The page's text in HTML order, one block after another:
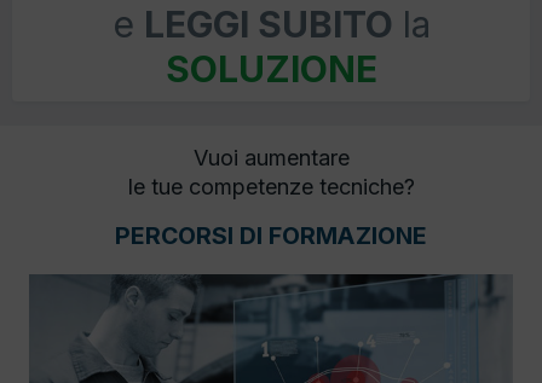
e LEGGI SUBITO la
SOLUZIONE
Vuoi aumentare
le tue competenze tecniche?
PERCORSI DI FORMAZIONE